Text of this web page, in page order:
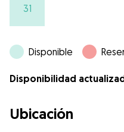
31
Disponible
Disponibilidad
Ubicación